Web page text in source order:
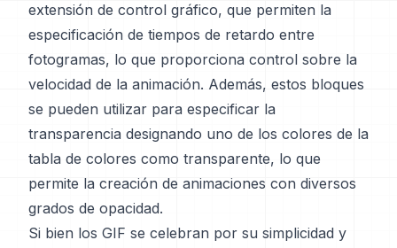
extensión de control gráfico, que permiten la
especificación de tiempos de retardo entre
fotogramas, lo que proporciona control sobre la
velocidad de la animación. Además, estos bloques
se pueden utilizar para especificar la
transparencia designando uno de los colores de la
tabla de colores como transparente, lo que
permite la creación de animaciones con diversos
grados de opacidad.
Si bien los GIF se celebran por su simplicidad y